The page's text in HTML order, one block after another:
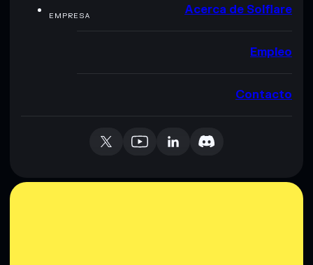
EMPRESA Acerca de Solflare
Empleo
Contacto